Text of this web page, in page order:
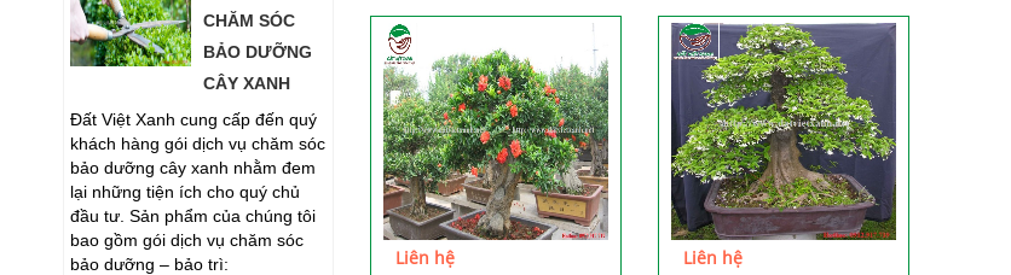
CHĂM SÓC
BẢO DƯỠNG
CÂY XANH
Đất Việt Xanh cung cấp đến quý
khách hàng gói dịch vụ chăm sóc
bảo dưỡng cây xanh nhằm đem
lại những tiện ích cho quý chủ
đầu tư. Sản phẩm của chúng tôi
bao gồm gói dịch vụ chăm sóc
bảo dưỡng – bảo trì:
Liên hệ Liên hệ